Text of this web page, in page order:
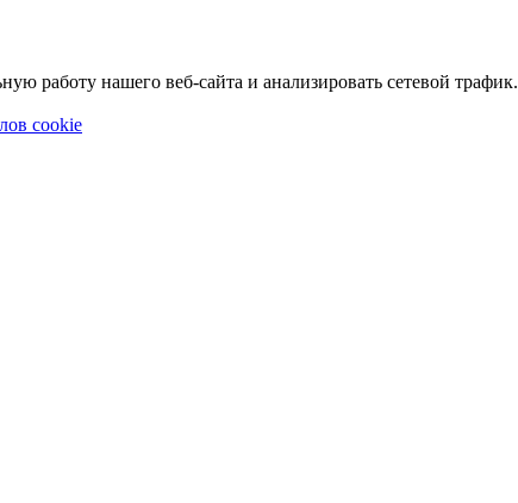
работу нашего веб-сайта и анализировать сетевой трафик.
cookie